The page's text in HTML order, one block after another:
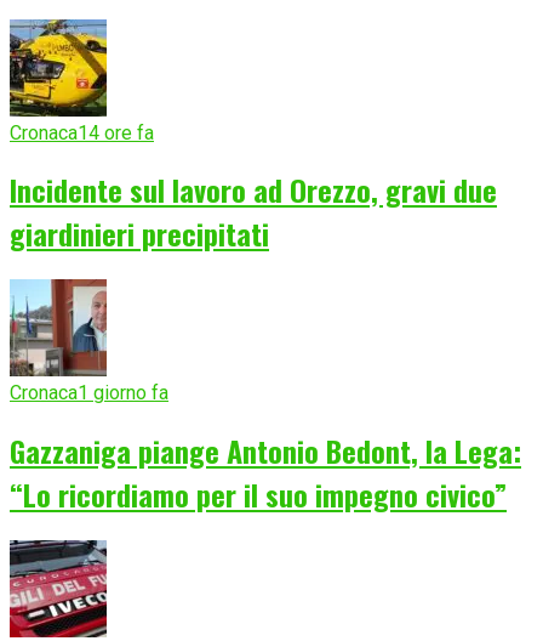
Cronaca14 ore fa
Incidente sul lavoro ad Orezzo, gravi due
giardinieri precipitati
Cronaca1 giorno fa
Gazzaniga piange Antonio Bedont, la Lega:
“Lo ricordiamo per il suo impegno civico”